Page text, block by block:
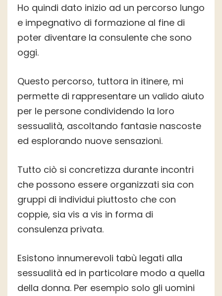
Ho quindi dato inizio ad un percorso lungo
e impegnativo di formazione al fine di
poter diventare la consulente che sono
oggi.
Questo percorso, tuttora in itinere, mi
permette di rappresentare un valido aiuto
per le persone condividendo la loro
sessualità, ascoltando fantasie nascoste
ed esplorando nuove sensazioni.
Tutto ciò si concretizza durante incontri
che possono essere organizzati sia con
gruppi di individui piuttosto che con
coppie, sia vis a vis in forma di
consulenza privata.
Esistono innumerevoli tabù legati alla
sessualità ed in particolare modo a quella
della donna. Per esempio solo gli uomini